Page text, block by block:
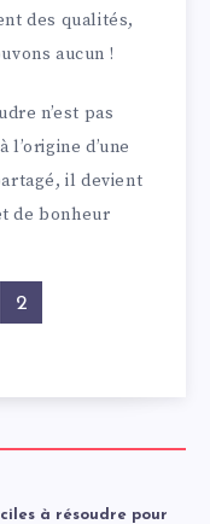
des qualités,
aucun !
n’est pas
d’une
il devient
de bonheur
2
à résoudre pour